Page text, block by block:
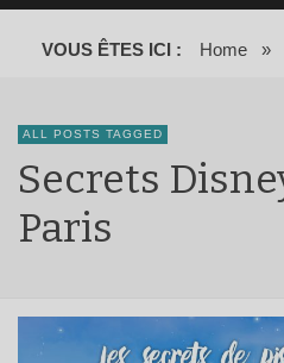
VOUS ÊTES ICI : Home »
ALL POSTS TAGGED
Secrets
Paris